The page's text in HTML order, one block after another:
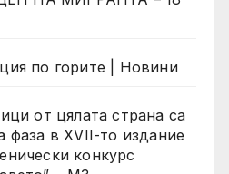
по горите | Новини
от цялата страна са
фаза в XVII-то издание
конкурс